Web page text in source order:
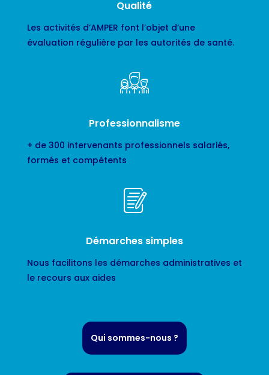
Qualité
Les activités d’AMPER font l’objet d’une
évaluation régulière par les autorités de santé.
Professionnalisme
+ de 300 intervenants professionnels salariés,
formés et compétents
Démarches simples
Nous facilitons les démarches administratives et
le recours aux aides
Qui sommes-nous ?